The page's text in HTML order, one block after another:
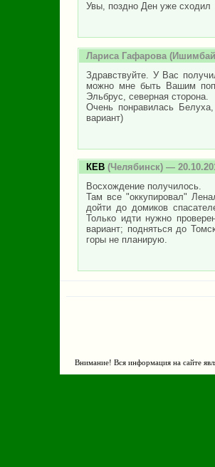
Увы, поздно Ден уже сходил
Лариса Гафарова
Здравствуйте. У Вас
можно мне быть Вашим
Эльбрус, северная сторона.
Очень понравилась
вариант)
КЕВ (Челябинск) —
Восхождение получилось.
Там все "оккупировал"
дойти до домиков
Только идти нужно
вариант; подняться до
горы не планирую.
Внимание! Вся информация на сайте